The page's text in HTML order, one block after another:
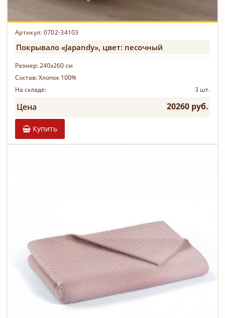
Артикул: 0702-34103
Покрывало «Japandy», цвет: песочный
Размер:240х260 см
Состав:Хлопок 100%
На складе:
3 шт.
Цена 20260 руб.
Купить